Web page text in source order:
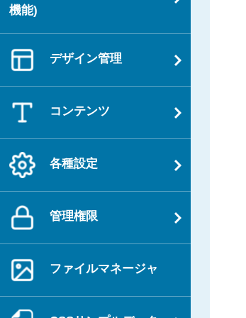
機能)
デザイン管理
コンテンツ
各種設定
管理権限
ファイルマネージャ